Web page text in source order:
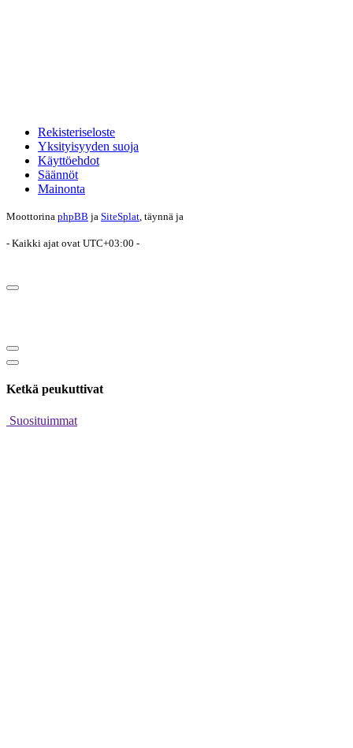
Rekisteriseloste
Yksityisyyden suoja
Käyttöehdot
Säännöt
Mainonta
Moottorina phpBB ja SiteSplat , täynnä ja
- Kaikki ajat ovat UTC+03:00 -
Ketkä peukuttivat
Suosituimmat